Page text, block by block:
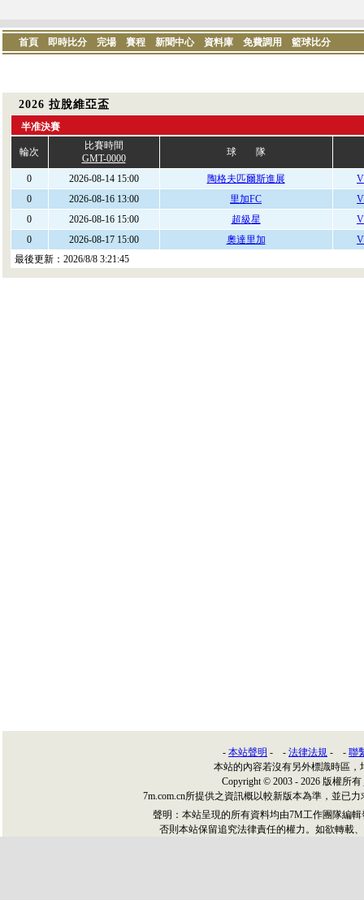
首頁 即時比分 完場 賽程 新聞中心 資料庫 免費調用 籃球比分
2026 拉脫維亞盃
半准決賽
輪次
比賽時間
GMT-0000
球 隊
0 2026-08-14 15:00 陶格夫匹爾斯進展
0
2026-08-16 13:00 里加FC
0
2026-08-16 15:00 超級星
0
2026-08-17 15:00 奧達里加
最後更新： 2026/8/8 3:21:45
- 本站聲明 - - 法律法規 - - 聯
本站的內容若沒有另外標識時區，
Copyright © 2003 - 2026 版權所有
7m.com.cn所提供之資訊概以較新版本為準，並已
聲明：本站呈現的所有資料均由7M工作團隊編
否則本站保留追究法律責任的權力。如欲轉載